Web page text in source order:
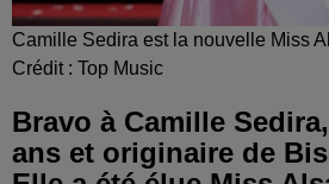
Camille Sedira est la nouvelle Miss
Crédit : Top Music
Bravo à Camille
ans et originaire de